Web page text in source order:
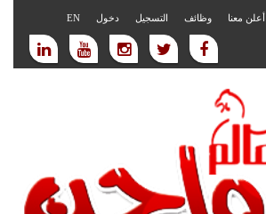
أعلن معنا وظائف التسجيل دخول EN